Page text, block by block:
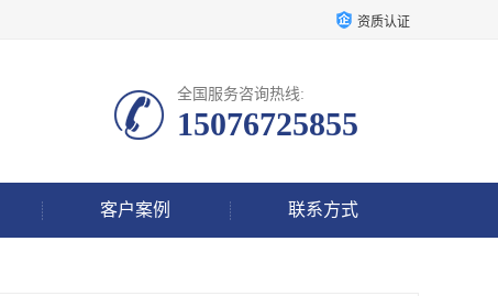
资质认证
全国服务咨询热线:
15076725855
客户案例 联系方式